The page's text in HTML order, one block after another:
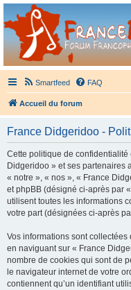
France Didgeridoo
Didgeridoo et Guimbarde sur France
Smartfeed FAQ
Accueil du forum
France Didgeridoo -
Cette politique de
Didgeridoo » et ses partenaires
« notre », « nos », « France
et phpBB (désigné ci-après par
utilisent toutes les informations
votre part (désignées ci-après
Vos informations sont
en naviguant sur « France
nombre de cookies qui sont de
le navigateur internet de votre
contiennent qu’un identifiant